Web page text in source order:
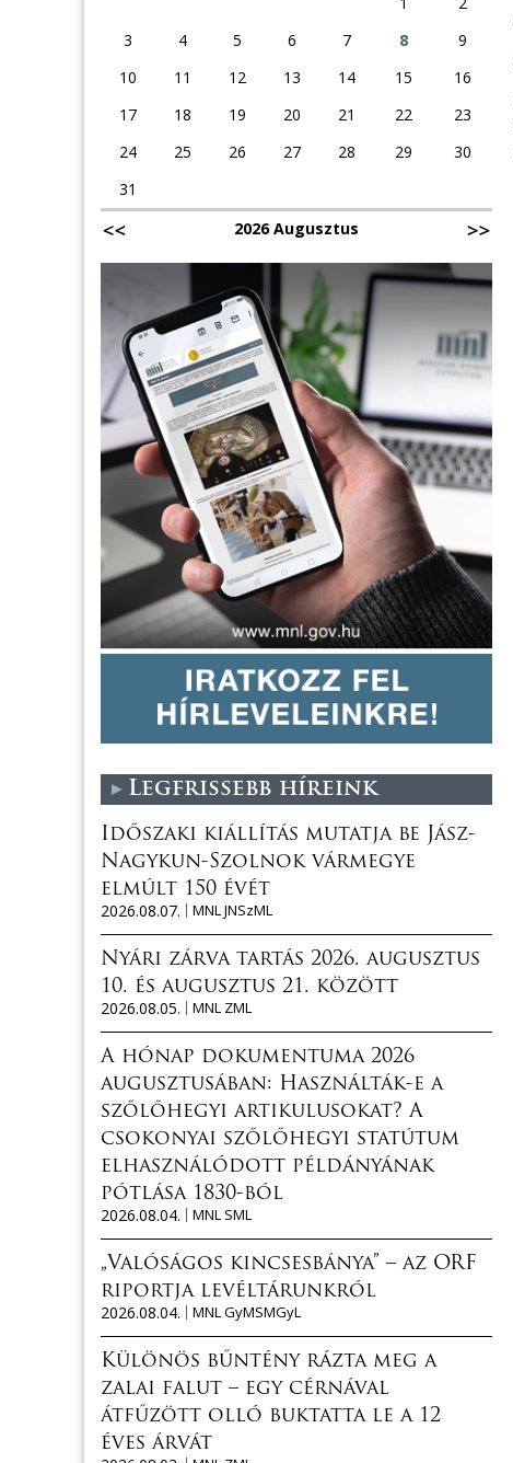
3
4 5 6 7 8
9
10
11 12 13 14 15
16
17
18 19 20 21 22
23
24
25 26 27 28 29
30
31
2026 Augusztus
Legfrissebb híreink
Időszaki kiállítás mutatja be Jász-
Nagykun-Szolnok vármegye
elmúlt 150 évét
2026.08.07.
MNL JNSzML
Nyári zárva tartás 2026. augusztus
10. és augusztus 21. között
2026.08.05.
MNL ZML
A hónap dokumentuma 2026
augusztusában: Használták-e a
szőlőhegyi artikulusokat? A
csokonyai szőlőhegyi statútum
elhasználódott példányának
pótlása 1830-ból
2026.08.04.
MNL SML
„Valóságos kincsesbánya” – az ORF
riportja levéltárunkról
2026.08.04.
MNL GyMSMGyL
Különös bűntény rázta meg a
zalai falut – egy cérnával
átfűzött olló buktatta le a 12
éves árvát